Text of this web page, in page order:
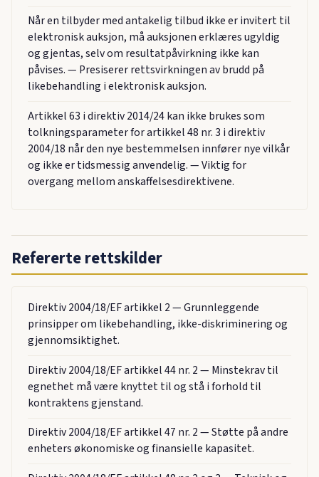
Når en tilbyder med antakelig tilbud ikke er invitert til
elektronisk auksjon, må auksjonen erklæres ugyldig
og gjentas, selv om resultatpåvirkning ikke kan
påvises. — Presiserer rettsvirkningen av brudd på
likebehandling i elektronisk auksjon.
Artikkel 63 i direktiv 2014/24 kan ikke brukes som
tolkningsparameter for artikkel 48 nr. 3 i direktiv
2004/18 når den nye bestemmelsen innfører nye vilkår
og ikke er tidsmessig anvendelig. — Viktig for
overgang mellom anskaffelsesdirektivene.
Refererte rettskilder
Direktiv 2004/18/EF artikkel 2 — Grunnleggende
prinsipper om likebehandling, ikke-diskriminering og
gjennomsiktighet.
Direktiv 2004/18/EF artikkel 44 nr. 2 — Minstekrav til
egnethet må være knyttet til og stå i forhold til
kontraktens gjenstand.
Direktiv 2004/18/EF artikkel 47 nr. 2 — Støtte på andre
enheters økonomiske og finansielle kapasitet.